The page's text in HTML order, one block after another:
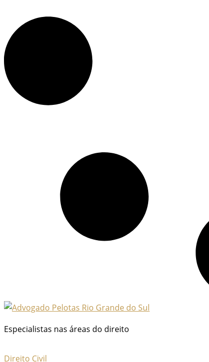
Especialistas nas áreas do direito
Direito Civil